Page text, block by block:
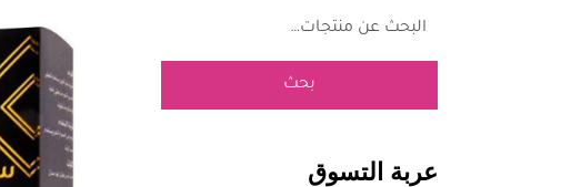
بحث
عربة التسوق